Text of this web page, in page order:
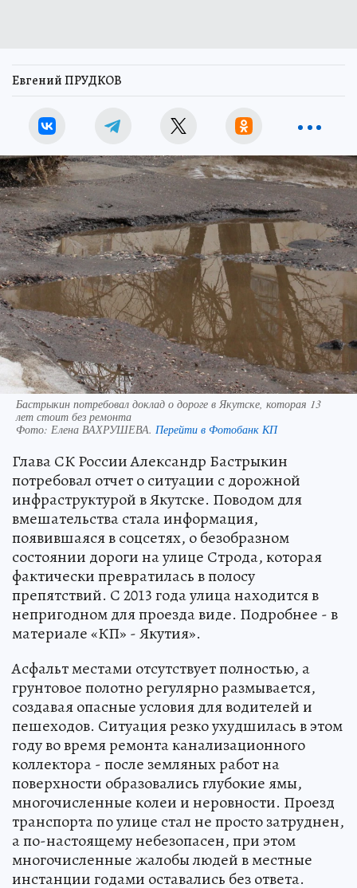
Евгений ПРУДКОВ
Бастрыкин потребовал доклад о дороге в Якутске, которая 13
лет стоит без ремонта
Фото: Елена ВАХРУШЕВА. Перейти в Фотобанк КП
Глава СК России Александр Бастрыкин
потребовал отчет о ситуации с дорожной
инфраструктурой в Якутске. Поводом для
вмешательства стала информация,
появившаяся в соцсетях, о безобразном
состоянии дороги на улице Строда, которая
фактически превратилась в полосу
препятствий. С 2013 года улица находится в
непригодном для проезда виде. Подробнее - в
материале «КП» - Якутия».
Асфальт местами отсутствует полностью, а
грунтовое полотно регулярно размывается,
создавая опасные условия для водителей и
пешеходов. Ситуация резко ухудшилась в этом
году во время ремонта канализационного
коллектора - после земляных работ на
поверхности образовались глубокие ямы,
многочисленные колеи и неровности. Проезд
транспорта по улице стал не просто затруднен,
а по-настоящему небезопасен, при этом
многочисленные жалобы людей в местные
инстанции годами оставались без ответа.